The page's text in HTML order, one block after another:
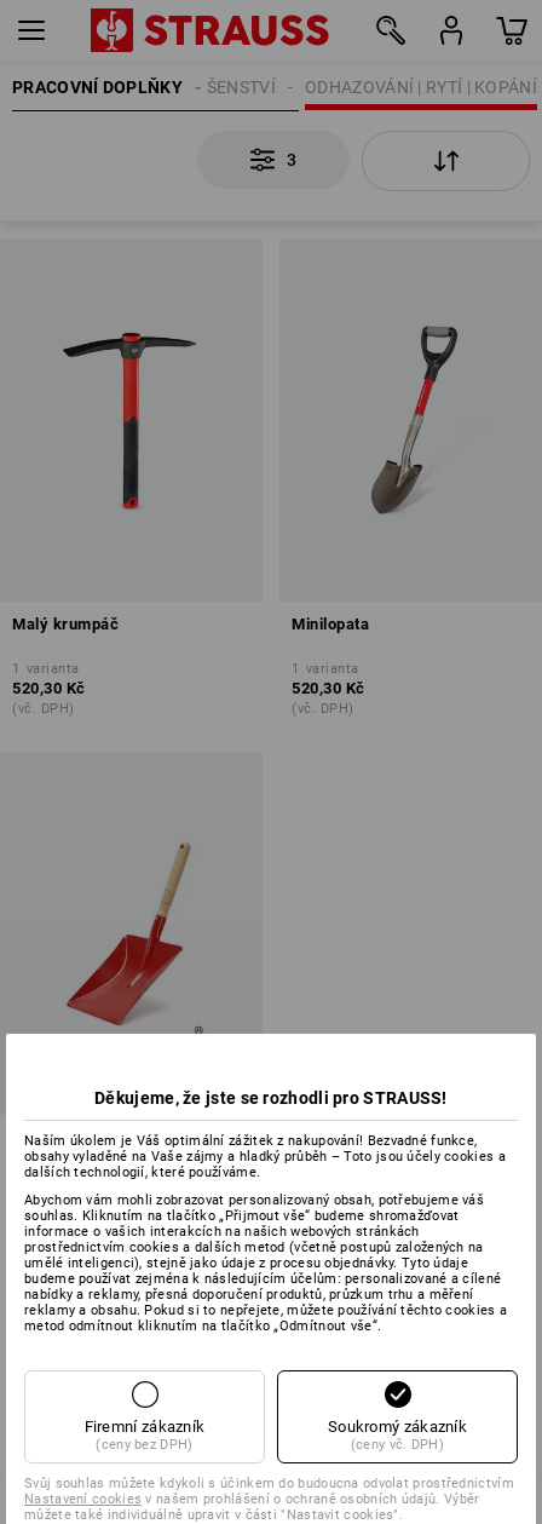
PRACOVNÍ DOPLŇKY ODHAZOVÁNÍ | RYTÍ | KOPÁNÍ
STAVEBNÍ PŘÍSLUŠENSTVÍ
3
Malý krumpáč
1 varianta
520,30 Kč
(vč. DPH)
Minilopata
1 varianta
520,30 Kč
(vč. DPH)
Lopatka
varianta
od 88,33 Kč
(vč. DPH) od 10 ks
Už jste si prohlédli 3 z 3 položek.
Děkujeme, že jste se rozhodli pro STRAUSS!
Naším úkolem je Váš optimální zážitek z nakupování! Bezvadné funkce,
obsahy vyladěné na Vaše zájmy a hladký průběh – Toto jsou účely cookies a
dalších technologií, které používáme.
Abychom vám mohli zobrazovat personalizovaný obsah, potřebujeme váš
souhlas. Kliknutím na tlačítko „Přijmout vše“ budeme shromažďovat
informace o vašich interakcích na našich webových stránkách
prostřednictvím cookies a dalších metod (včetně postupů založených na
umělé inteligenci), stejně jako údaje z procesu objednávky. Tyto údaje
budeme používat zejména k následujícím účelům: personalizované a cílené
nabídky a reklamy, přesná doporučení produktů, průzkum trhu a měření
reklamy a obsahu. Pokud si to nepřejete, můžete používání těchto cookies a
metod odmítnout kliknutím na tlačítko „Odmítnout vše“.
Firemní zákazník
(ceny bez DPH)
Soukromý zákazník
(ceny vč. DPH)
Svůj souhlas můžete kdykoli s účinkem do budoucna odvolat prostřednictvím
Nastavení cookies v našem prohlášení o ochraně osobních údajů. Výběr
můžete také individuálně upravit v části "Nastavit cookies".